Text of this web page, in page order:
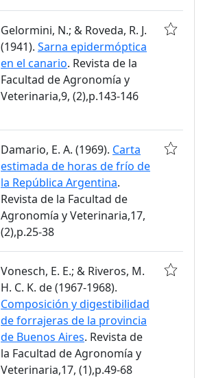
Gelormini, N.; & Roveda, R. J.
(1941). Sarna epidermóptica
en el canario. Revista de la
Facultad de Agronomía y
Veterinaria,9, (2),p.143-146
Damario, E. A. (1969). Carta
estimada de horas de frío de
la República Argentina.
Revista de la Facultad de
Agronomía y Veterinaria,17,
(2),p.25-38
Vonesch, E. E.; & Riveros, M.
H. C. K. de (1967-1968).
Composición y digestibilidad
de forrajeras de la provincia
de Buenos Aires. Revista de
la Facultad de Agronomía y
Veterinaria,17, (1),p.49-68